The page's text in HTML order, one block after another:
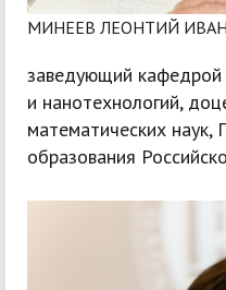
МИНЕЕВ ЛЕОНТИЙ
заведующий
и нанотехнологий,
математических
образования